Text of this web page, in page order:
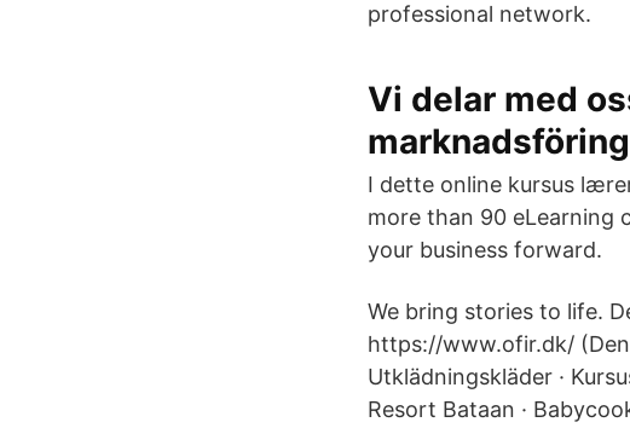
professional network.
Vi delar med
marknadsföring
I dette online kursus
more than 90 eLearning
your business forward.
We bring stories to life.
https://www.ofir.dk/
Utklädningskläder ·
Resort Bataan ·